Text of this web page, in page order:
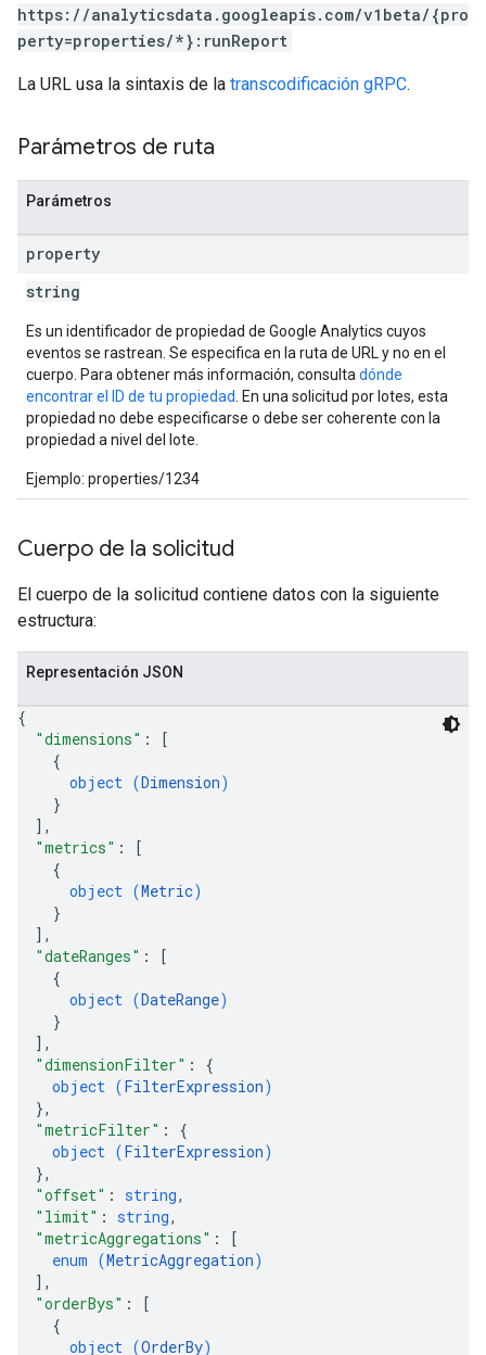
https://analyticsdata.googleapis.com/v1beta/{pro
perty=properties/*}:runReport
La URL usa la sintaxis de la transcodificación gRPC.
Parámetros de ruta
Parámetros
property
string
Es un identificador de propiedad de Google Analytics cuyos
eventos se rastrean. Se especifica en la ruta de URL y no en el
cuerpo. Para obtener más información, consulta dónde
encontrar el ID de tu propiedad
. En una solicitud por lotes, esta
propiedad no debe especificarse o debe ser coherente con la
propiedad a nivel del lote.
Ejemplo: properties/1234
Cuerpo de la solicitud
El cuerpo de la solicitud contiene datos con la siguiente
estructura:
Representación JSON
{
"dimensions" :
[
{
object (Dimension)
}
] ,
"metrics" :
[
{
object (Metric)
}
] ,
"dateRanges" :
[
{
object (DateRange)
}
] ,
"dimensionFilter" : {
object (FilterExpression)
},
"metricFilter" : {
object (FilterExpression)
},
"offset" : string,
"limit" : string,
"metricAggregations" :
[
enum (MetricAggregation)
] ,
"orderBys" :
[
{
object (OrderBy)